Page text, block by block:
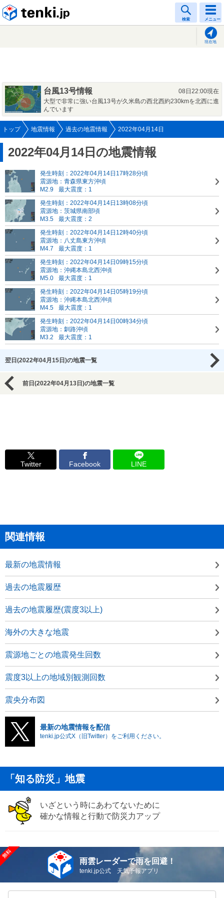
検索 メニュー
現在地
台風13号情報
08日22:00現在
大型で非常に強い台風13号が久米島の西北西約230kmを北西に進
んでいます
トップ 地震情報 過去の地震情報 2022年04月14日
2022年04月14日の地震情報
発生時刻：2022年04月14日17時28分頃
震源地：青森県東方沖頃
M2.9
最大震度：1
発生時刻：2022年04月14日13時08分頃
震源地：茨城県南部頃
M3.5
最大震度：2
発生時刻：2022年04月14日12時40分頃
震源地：八丈島東方沖頃
M4.7
最大震度：1
発生時刻：2022年04月14日09時15分頃
震源地：沖縄本島北西沖頃
M5.0
最大震度：1
発生時刻：2022年04月14日05時19分頃
震源地：沖縄本島北西沖頃
M4.5
最大震度：1
発生時刻：2022年04月14日00時34分頃
震源地：釧路沖頃
M3.2
最大震度：1
翌日(2022年04月15日)の地震一覧
前日(2022年04月13日)の地震一覧
Twitter Facebook LINE
関連情報
最新の地震情報
過去の地震履歴
過去の地震履歴(震度3以上)
海外の大きな地震
震源地ごとの地震発生回数
震度3以上の地域別観測回数
震央分布図
最新の地震情報を配信
tenki.jp公式X（旧Twitter）をご利用ください。
「知る防災」地震
いざという時にあわてないために
確かな情報と行動で防災力アップ
雨雲レーダーで雨を回避！
tenki.jp公式 天気予報アプリ